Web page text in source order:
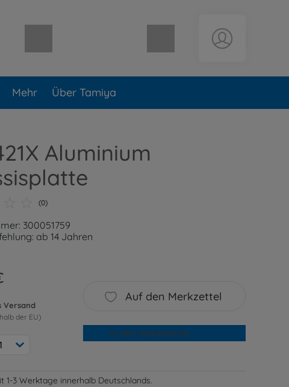
Warenkorb leer
Mehr Über Tamiya
Aluminium
(0)
300051759
ab 14 Jahren
Versand
der EU)
Auf den Merkzettel
In den Warenkorb
1-3 Werktage innerhalb Deutschlands.